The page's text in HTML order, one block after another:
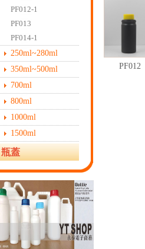
PF012-1
PF013
PF014-1
250ml~280ml
350ml~500ml
700ml
800ml
1000ml
1500ml
瓶蓋
PF012